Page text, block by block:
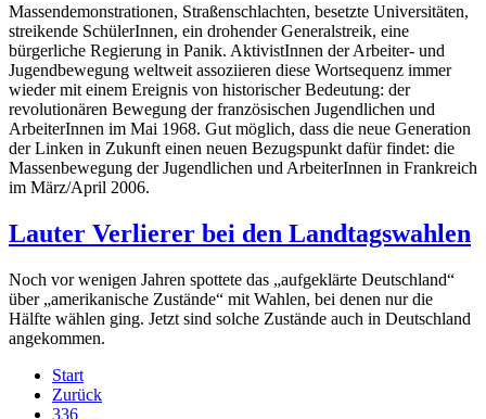
Massendemonstrationen, Straßenschlachten, besetzte Universitäten,
streikende SchülerInnen, ein drohender Generalstreik, eine
bürgerliche Regierung in Panik. AktivistInnen der Arbeiter- und
Jugendbewegung weltweit assoziieren diese Wortsequenz immer
wieder mit einem Ereignis von historischer Bedeutung: der
revolutionären Bewegung der französischen Jugendlichen und
ArbeiterInnen im Mai 1968. Gut möglich, dass die neue Generation
der Linken in Zukunft einen neuen Bezugspunkt dafür findet: die
Massenbewegung der Jugendlichen und ArbeiterInnen in Frankreich
im März/April 2006.
Lauter Verlierer bei den Landtagswahlen
Noch vor wenigen Jahren spottete das „aufgeklärte Deutschland“
über „amerikanische Zustände“ mit Wahlen, bei denen nur die
Hälfte wählen ging. Jetzt sind solche Zustände auch in Deutschland
angekommen.
Start
Zurück
336